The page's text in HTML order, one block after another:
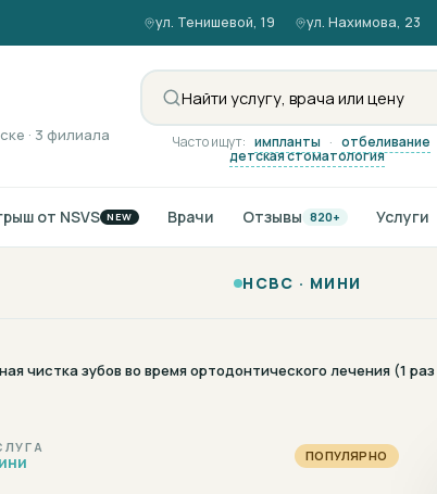
ул. Тенишевой, 19 ул. Нахимова, 23
· 3 филиала Часто ищут: импланты · отбеливание
детская стоматология
от NSVS NEW Врачи Отзывы 820+ Услуги
НСВС · МИНИ
чистка зубов во время ортодонтического лечения (1
ПОПУЛЯРНО